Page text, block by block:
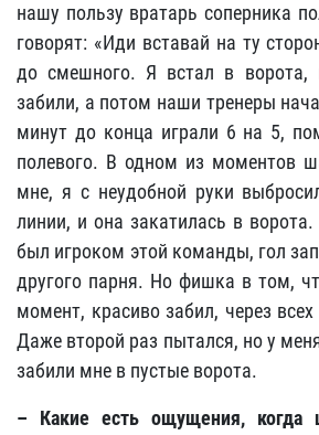
нашу пользу вратарь соперника
говорят: «Иди вставай на ту
до смешного. Я встал в ворота,
забили, а потом наши тренеры
минут до конца играли 6 на 5,
полевого. В одном из моментов
мне, я с неудобной руки
линии, и она закатилась в
был игроком этой команды, гол
другого парня. Но фишка в том,
момент, красиво забил, через
Даже второй раз пытался, но у
забили мне в пустые ворота.
– Какие есть ощущения, когда